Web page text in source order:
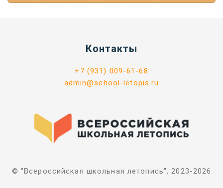
Контакты
+7 (931) 009-61-68
admin@school-letopis.ru
© "Всероссийская школьная летопись", 2023-2026